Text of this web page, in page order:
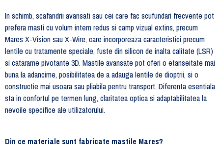
In schimb, scafandrii avansati sau cei care fac scufundari frecvente pot
prefera masti cu volum intern redus si camp vizual extins, precum
Mares X-Vision sau X-Wire, care incorporeaza caracteristici precum
lentile cu tratamente speciale, fuste din silicon de inalta calitate (LSR)
si catarame pivotante 3D. Mastile avansate pot oferi o etanseitate mai
buna la adancime, posibilitatea de a adauga lentile de dioptrii, si o
constructie mai usoara sau pliabila pentru transport. Diferenta esentiala
sta in confortul pe termen lung, claritatea optica si adaptabilitatea la
nevoile specifice ale utilizatorului.
Din ce materiale sunt fabricate mastile Mares?